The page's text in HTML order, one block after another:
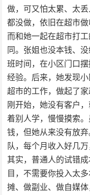
做，可又怕太累、太
都没做，依旧在超市做
而和她一起在超市打
同。张姐也没本钱、
班时间，在小区门口
经验。后来，她发现
超市的工作，做起了家
刚开始，她没有客户
着别人学，慢慢摸索
钱，但她从来没有放
队，每个月收入好几
其实，普通人的试错
目，不需要你投入太
摊、做副业、做自媒